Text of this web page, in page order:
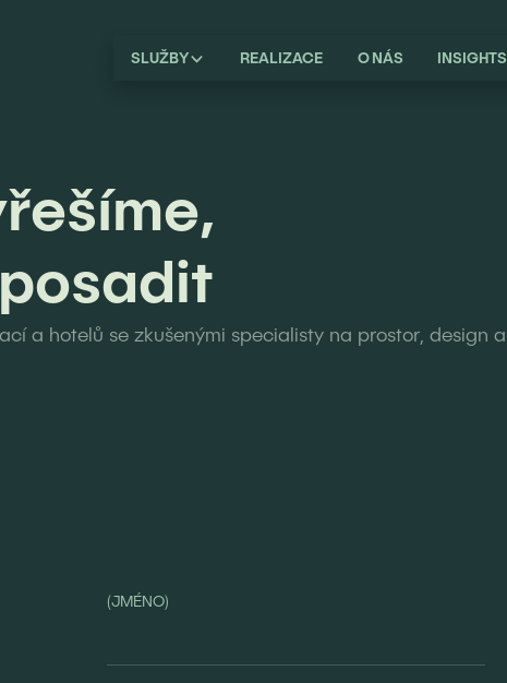
SLUŽBY REALIZACE O NÁS INSIGHTS
a hotelů se zkušenými specialisty na prostor, design a
(JMÉNO)